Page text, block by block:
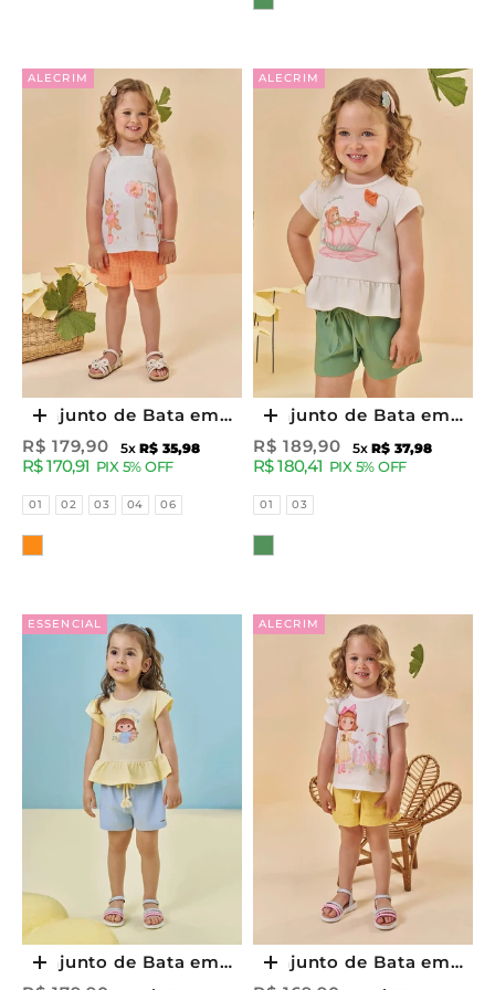
ALECRIM
Escolher opções
Conjunto de Bata em
Malha Fresh e Shorts
em Malha Big Waffle
96033 Kukiê Infantil
Menina
Preço promocional
R$ 179,90 5xR$ 35,98
R$ 170,91 PIX 5% OFF
Tamanhos
01 02 03 04 06
ALECRIM
Escolher opções
Conjunto de Bata em
Malha Fresh e Shorts
em Tricoline com
Elastano 95262 Kukiê
Infantil Menina
Preço promocional
R$ 189,90 5xR$ 37,98
R$ 180,41 PIX 5% OFF
Tamanhos
01 03
ESSENCIAL
Escolher opções
Conjunto de Bata em
ALECRIM
Escolher opções
Conjunto de Bata em